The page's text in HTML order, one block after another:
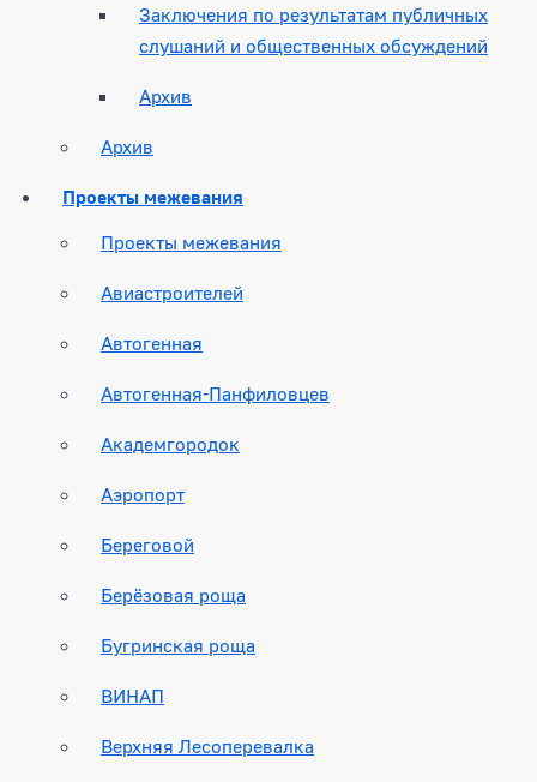
Заключения по результатам публичных
слушаний и общественных обсуждений
Архив
Архив
Проекты межевания
Проекты межевания
Авиастроителей
Автогенная
Автогенная-Панфиловцев
Академгородок
Аэропорт
Береговой
Берёзовая роща
Бугринская роща
ВИНАП
Верхняя Лесоперевалка